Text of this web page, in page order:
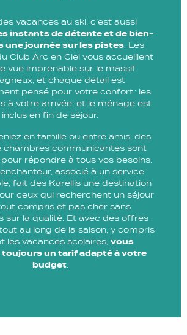
vacances au ski, c’est aussi
instants de détente et de bien-
une journée sur les pistes. Les
Club Arc en Ciel vous accueillent
vue imprenable sur le massif
et chaque détail est
pensé pour votre confort : les
à votre arrivée, et le ménage est
inclus en fin de séjour.
en famille ou entre amis, des
chambres communicantes sont
répondre à tous vos besoins.
associé à un service
fait des Karellis une destination
ceux qui recherchent un séjour
compris et pas cher sans
sur la qualité. Et avec des offres
au long de la saison, y compris
les vacances scolaires, vous
un tarif adapté à votre
budget.